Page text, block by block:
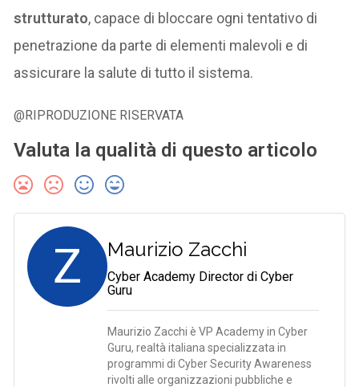
strutturato, capace di bloccare ogni tentativo di
penetrazione da parte di elementi malevoli e di
assicurare la salute di tutto il sistema.
@RIPRODUZIONE RISERVATA
Valuta la qualità di questo articolo
Z Maurizio Zacchi
Cyber Academy Director di Cyber
Guru
Maurizio Zacchi è VP Academy in Cyber
Guru, realtà italiana specializzata in
programmi di Cyber Security Awareness
rivolti alle organizzazioni pubbliche e